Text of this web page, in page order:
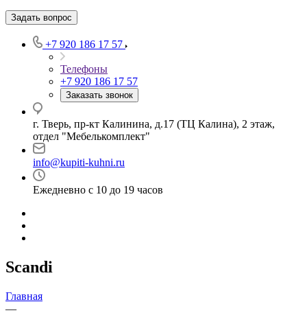
Задать вопрос
+7 920 186 17 57
Телефоны
+7 920 186 17 57
Заказать звонок
г. Тверь, пр-кт Калинина, д.17 (ТЦ Калина), 2 этаж,
отдел "Мебелькомплект"
info@kupiti-kuhni.ru
Ежедневно с 10 до 19 часов
Scandi
Главная
—